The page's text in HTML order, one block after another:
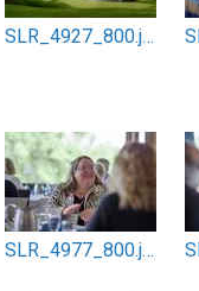
SLR_4927_800.jpg
SLR_4977_800.jpg